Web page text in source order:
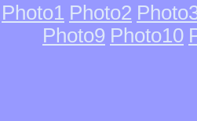
Photo1 Photo2
Photo9 Photo10